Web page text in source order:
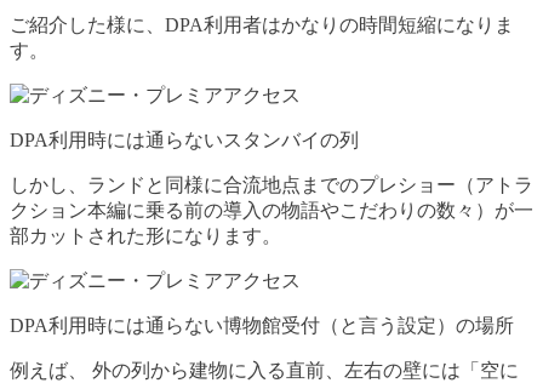
ご紹介した様に、DPA利用者はかなりの時間短縮になりま
す。
DPA利用時には通らないスタンバイの列
しかし、ランドと同様に合流地点までのプレショー（アトラ
クション本編に乗る前の導入の物語やこだわりの数々）が一
部カットされた形になります。
DPA利用時には通らない博物館受付（と言う設定）の場所
例えば、 外の列から建物に入る直前、左右の壁には「空に